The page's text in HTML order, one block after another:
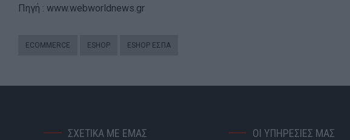
Πηγή : www.webworldnews.gr
ECOMMERCE ESHOP ESHOP ΕΣΠΑ
ΣΧΕΤΙΚΑ ΜΕ ΕΜΑΣ ΟΙ ΥΠΗΡΕΣΙΕΣ ΜΑΣ